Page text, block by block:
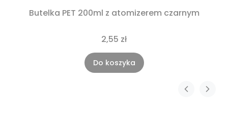
Butelka PET 200ml z atomizerem czarnym
2,55 zł
Do koszyka